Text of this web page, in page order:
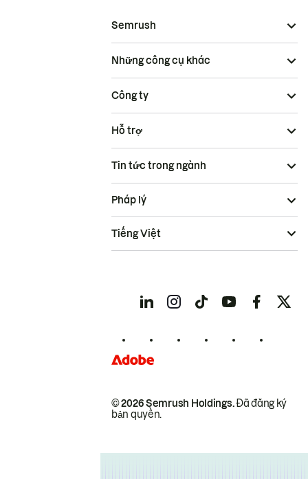
Semrush
Những công cụ khác
Công ty
Hỗ trợ
Tin tức trong ngành
© 2026 Semrush Holdings.Đã đăng ký
bản quyền.
Pháp lý
Tiếng Việt